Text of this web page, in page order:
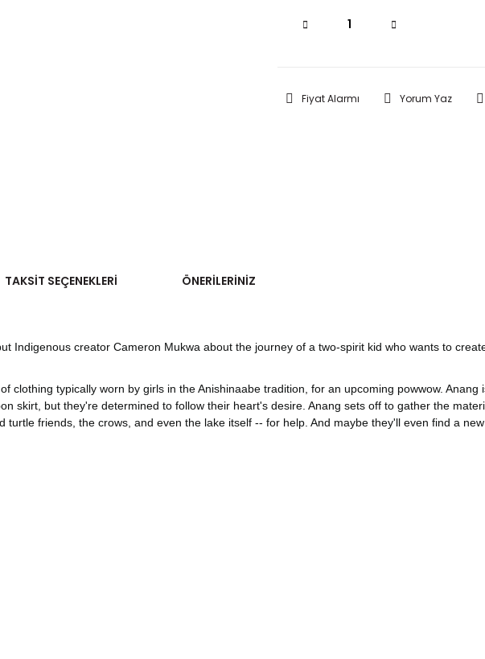
Fiyat Alarmı Yorum Yaz
TAKSIT SEÇENEKLERI ÖNERILERINIZ
Indigenous creator Cameron Mukwa about the journey of a two-spirit kid who wants to
clothing typically worn by girls in the Anishinaabe tradition, for an upcoming powwow. Anang
skirt, but they're determined to follow their heart's desire. Anang sets off to gather the
friends, the crows, and even the lake itself -- for help. And maybe they'll even find a